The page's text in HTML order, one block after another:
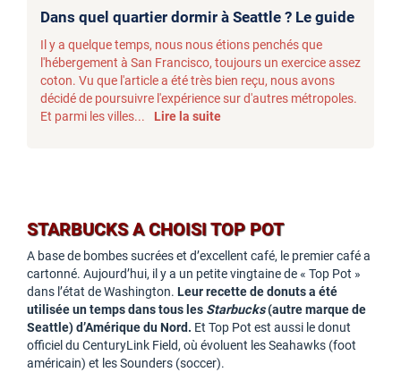
Dans quel quartier dormir à Seattle ? Le guide
Il y a quelque temps, nous nous étions penchés que
l'hébergement à San Francisco, toujours un exercice assez
coton. Vu que l'article a été très bien reçu, nous avons
décidé de poursuivre l'expérience sur d'autres métropoles.
Et parmi les villes...
Lire la suite
STARBUCKS A CHOISI TOP POT
A base de bombes sucrées et d’excellent café, le premier café a
cartonné. Aujourd’hui, il y a un petite vingtaine de « Top Pot »
dans l’état de Washington. Leur recette de donuts a été
utilisée un temps dans tous les Starbucks(autre marque de
Seattle) d’Amérique du Nord. Et Top Pot est aussi le donut
officiel du CenturyLink Field, où évoluent les Seahawks (foot
américain) et les Sounders (soccer).